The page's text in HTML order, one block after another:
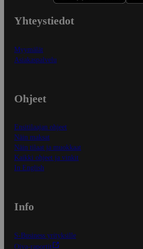
Yhteystiedot
Myymälät
Asiakaspalvelu
Ohjeet
Ensitilaajan ohjeet
Näin maksat
Näin tilaat ja muokkaat
Kaikki ohjeet ja vinkit
In English
Info
S-Business yrityksille
Oiva-raportit